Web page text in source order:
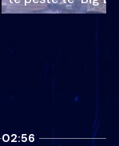
02:56